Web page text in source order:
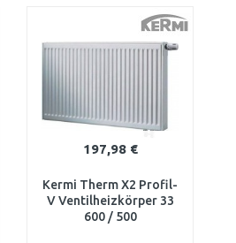
197,98 €
Kermi Therm X2 Profil-
V Ventilheizkörper 33
600 / 500